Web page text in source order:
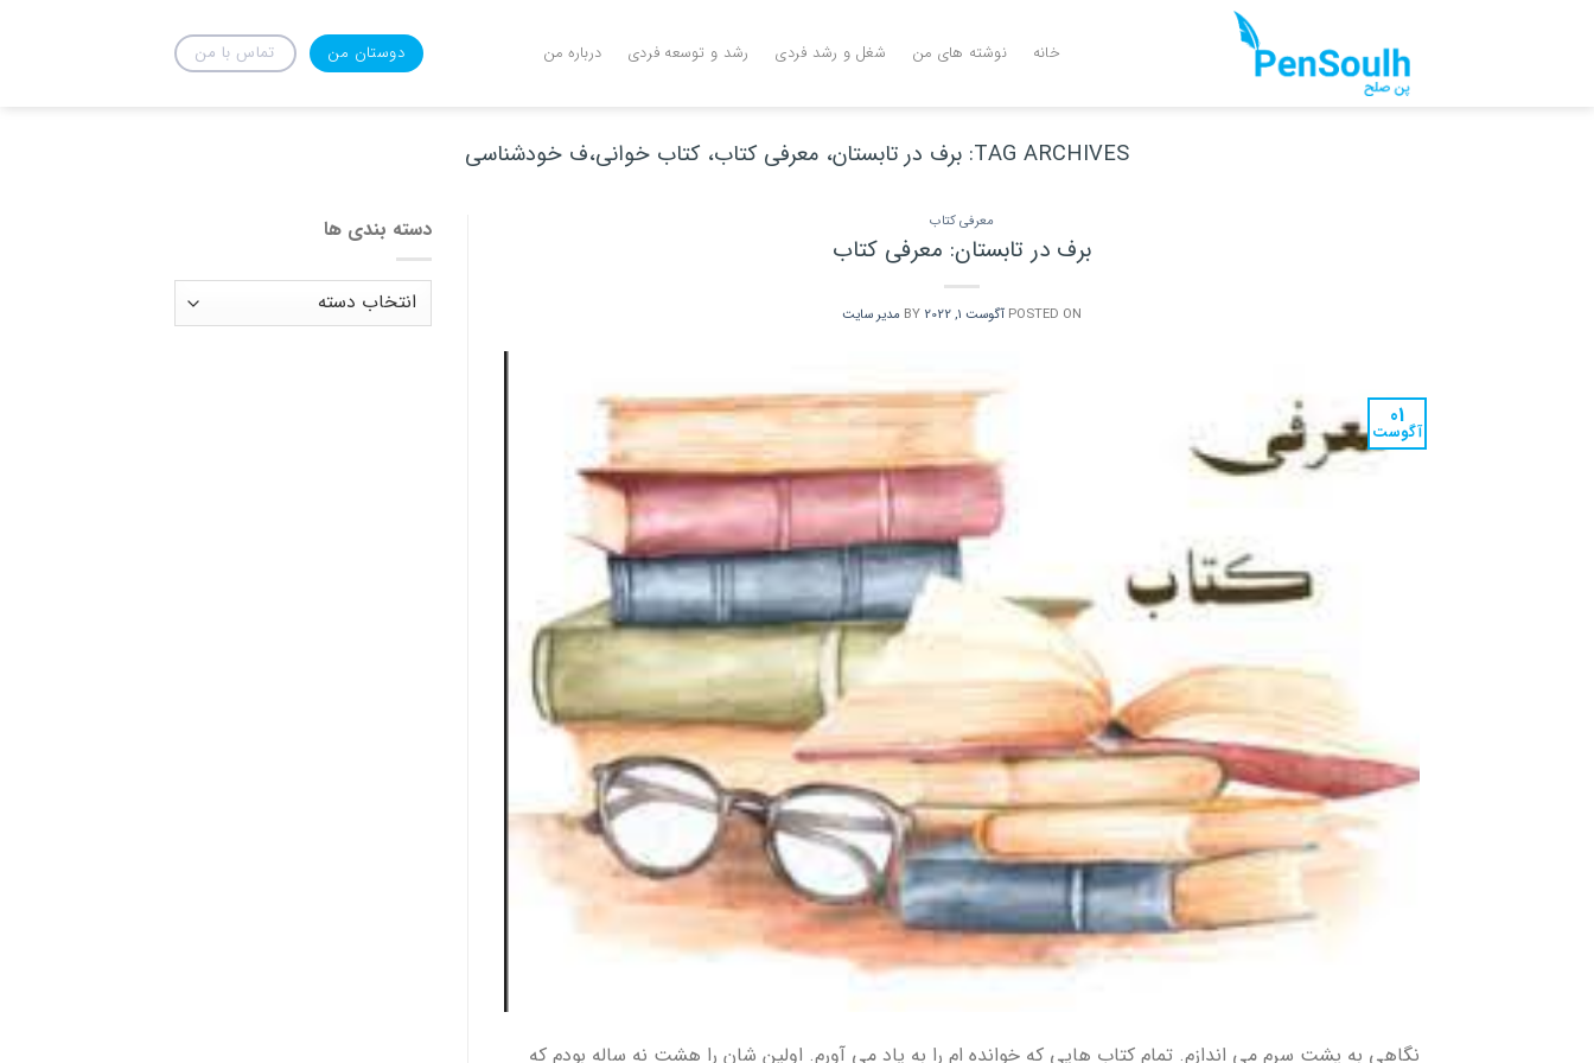
خانه نوشته های من شغل و رشد فردی رشد و توسعه فردی درباره من دوستان من تماس با من
TAG ARCHIVES: برف در تابستان، معرفی کتاب، کتاب خوانی،ف خودشناسی
معرفی کتاب
برف در تابستان: معرفی کتاب
POSTED ON آگوست 1, 2022 BY مدیر سایت
01
آگوست
نگاهی به پشت سرم می اندازم. تمام کتاب هایی که خوانده ام را به یاد می آورم. اولین شان را هشت نه ساله بودم که
دسته بندی ها
دسته
بندی